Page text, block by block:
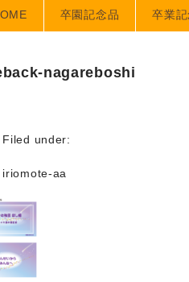
卒園記念品 卒業
nagareboshi
Filed under:
iriomote-aa